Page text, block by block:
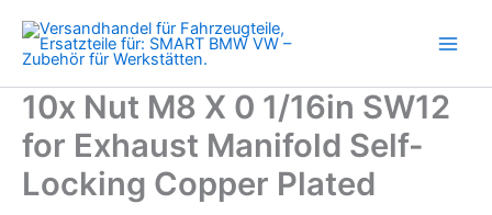
Inhalt
springen
10x Nut M8 X 0 1/16in SW12
for Exhaust Manifold Self-
Locking Copper Plated
SW12
for
Exhaust
Manifold
Self-
Locking
Copper
Plated
Menge